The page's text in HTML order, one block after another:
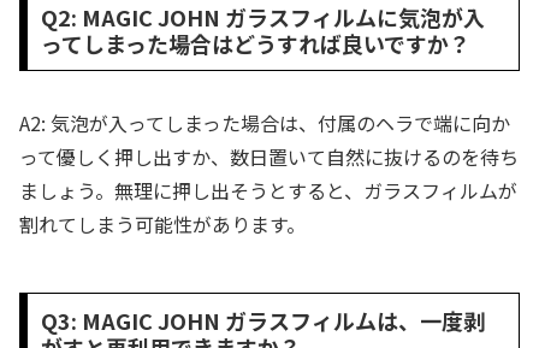
Q2: MAGIC JOHN ガラスフィルムに気泡が入
ってしまった場合はどうすれば良いですか？
A2: 気泡が入ってしまった場合は、付属のヘラで端に向か
って優しく押し出すか、数日置いて自然に抜けるのを待ち
ましょう。無理に押し出そうとすると、ガラスフィルムが
割れてしまう可能性があります。
Q3: MAGIC JOHN ガラスフィルムは、一度剥